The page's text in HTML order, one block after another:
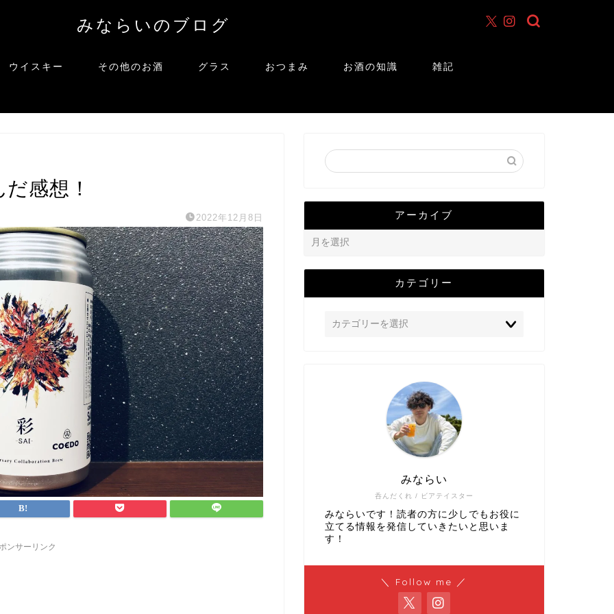
みならいのブログ
ウイスキー その他のお酒 グラス おつまみ お酒の知識 雑記
感想！
2022年12月8日
ンサーリンク
アーカイブ
カテゴリー
呑んだくれ / ビアテイスター
みならい
みならいです！読者の方に少しでもお役に
立てる情報を発信していきたいと思いま
す！
＼ Follow me ／